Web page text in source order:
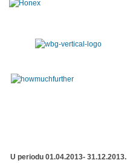
U periodu 01.04.2013- 31.12.2013.